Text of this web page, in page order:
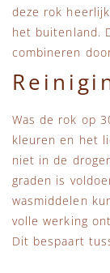
deze rok
het buitenland.
combineren
Was de rok op
kleuren en het
niet in de
graden is
wasmiddelen
volle werking
Dit bespaart